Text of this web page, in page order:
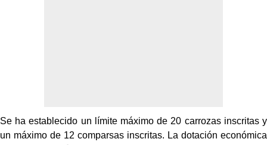
Se ha establecido un límite máximo de 20 carrozas inscritas y
un máximo de 12 comparsas inscritas. La dotación económica